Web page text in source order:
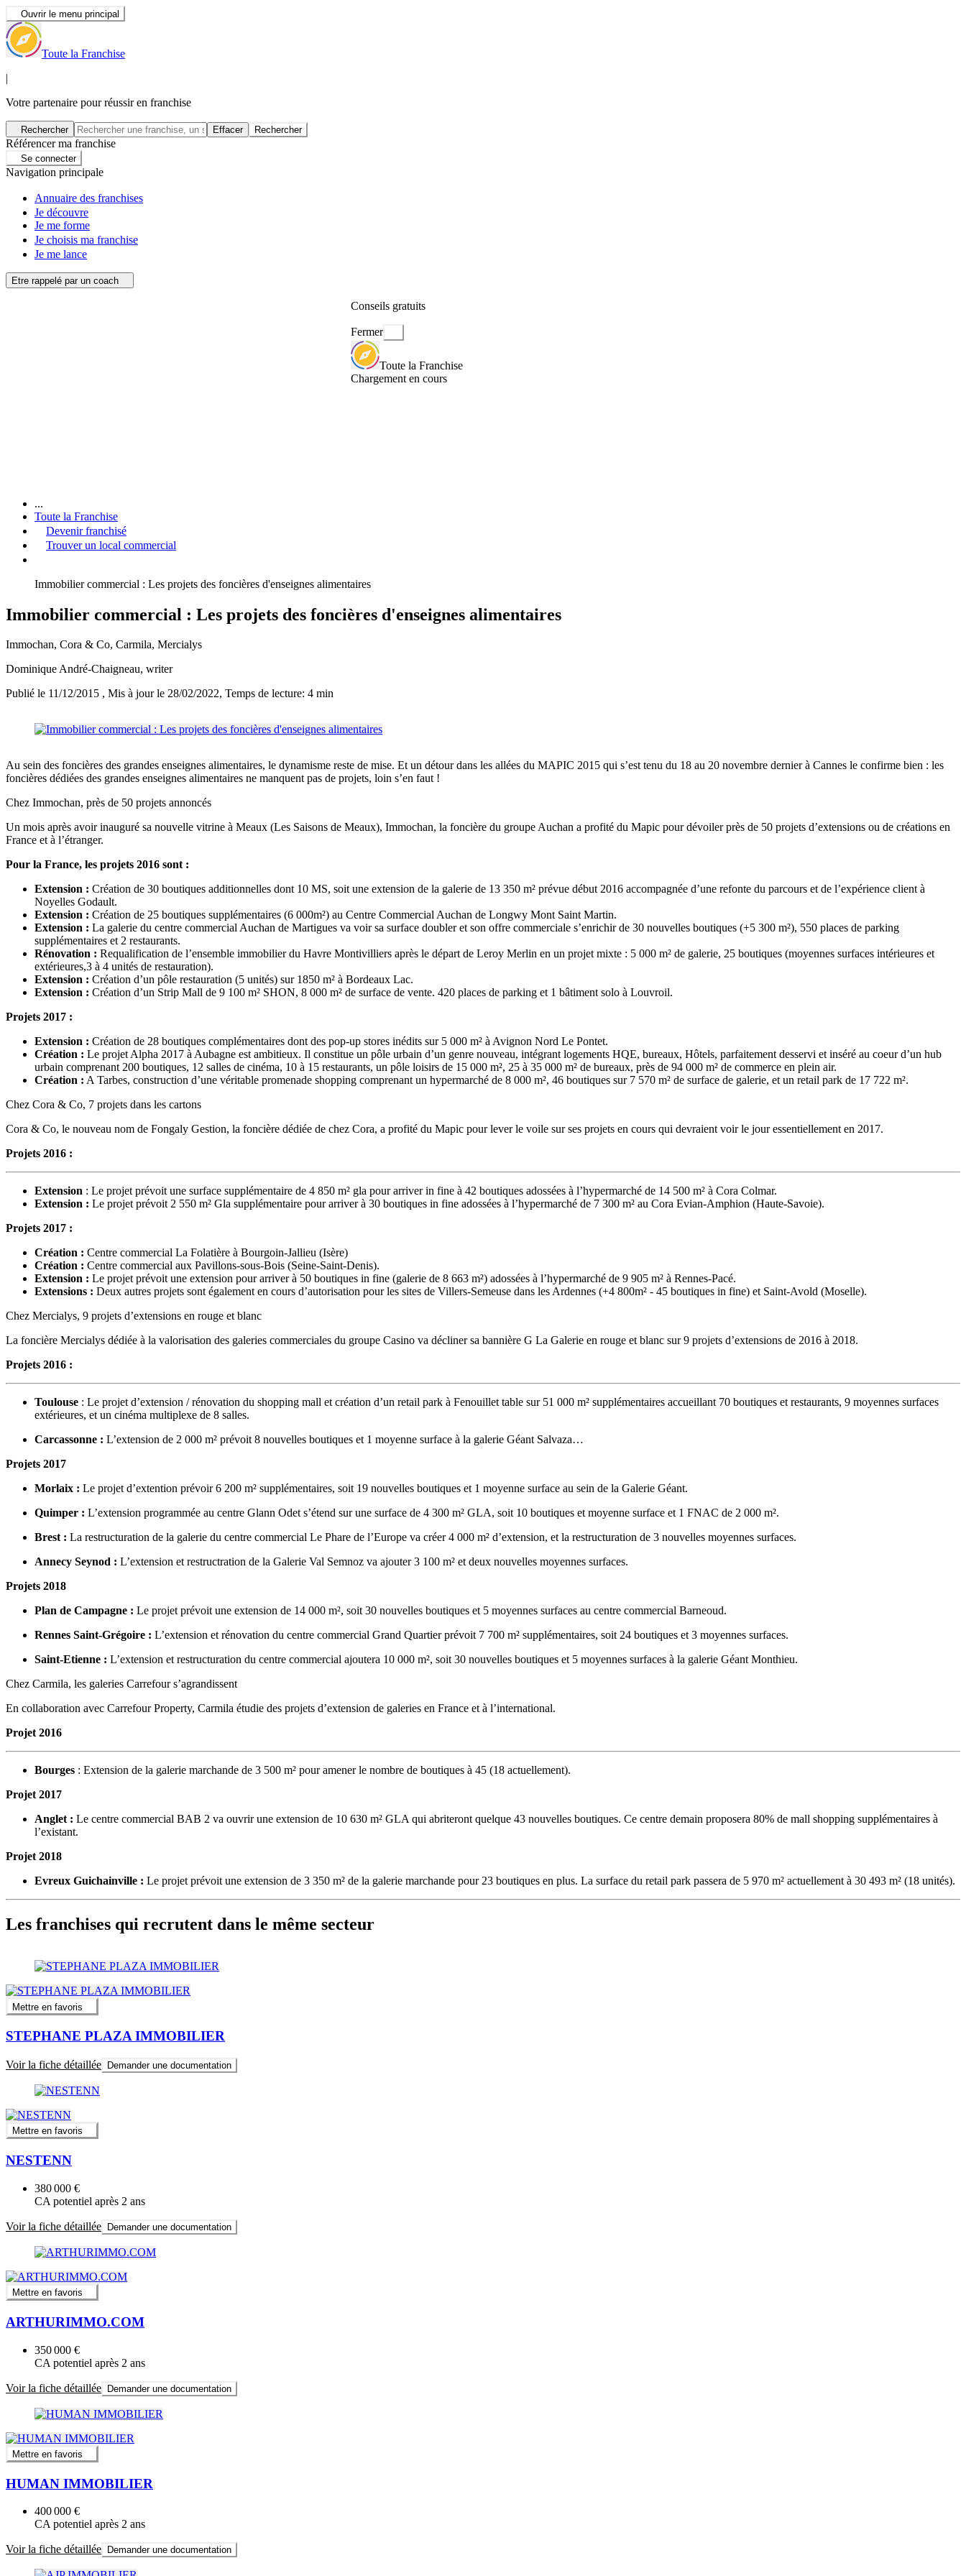
Ouvrir le menu principal
Toute la Franchise
|
Votre partenaire pour réussir en franchise
Rechercher Effacer Rechercher
Référencer ma franchise
Se connecter
Navigation principale
Annuaire des franchises
Je découvre
Je me forme
Je choisis ma franchise
Je me lance
Etre rappelé par un coach
Conseils gratuits
Fermer
Toute la Franchise
Chargement en cours
...
Toute la Franchise
Devenir franchisé
Trouver un local commercial
Immobilier commercial : Les projets des foncières d'enseignes alimentaires
Immobilier commercial : Les projets des foncières d'enseignes alimentaires
Immochan, Cora & Co, Carmila, Mercialys
Dominique André-Chaigneau, writer
Publié le 11/12/2015 , Mis à jour le 28/02/2022, Temps de lecture: 4 min
Au sein des foncières des grandes enseignes alimentaires, le dynamisme reste de mise. Et un détour dans les allées du MAPIC 2015 qui s’est tenu du 18 au 20 novembre dernier à Cannes le confirme bien : les
foncières dédiées des grandes enseignes alimentaires ne manquent pas de projets, loin s’en faut !
Chez Immochan, près de 50 projets annoncés
Un mois après avoir inauguré sa nouvelle vitrine à Meaux (Les Saisons de Meaux), Immochan, la foncière du groupe Auchan a profité du Mapic pour dévoiler près de 50 projets d’extensions ou de créations en
France et à l’étranger.
Pour la France, les projets 2016 sont :
Extension : Création de 30 boutiques additionnelles dont 10 MS, soit une extension de la galerie de 13 350 m² prévue début 2016 accompagnée d’une refonte du parcours et de l’expérience client à
Noyelles Godault.
Extension : Création de 25 boutiques supplémentaires (6 000m²) au Centre Commercial Auchan de Longwy Mont Saint Martin.
Extension : La galerie du centre commercial Auchan de Martigues va voir sa surface doubler et son offre commerciale s’enrichir de 30 nouvelles boutiques (+5 300 m²), 550 places de parking
supplémentaires et 2 restaurants.
Rénovation : Requalification de l’ensemble immobilier du Havre Montivilliers après le départ de Leroy Merlin en un projet mixte : 5 000 m² de galerie, 25 boutiques (moyennes surfaces intérieures et
extérieures,3 à 4 unités de restauration).
Extension : Création d’un pôle restauration (5 unités) sur 1850 m² à Bordeaux Lac.
Extension : Création d’un Strip Mall de 9 100 m² SHON, 8 000 m² de surface de vente. 420 places de parking et 1 bâtiment solo à Louvroil.
Projets 2017 :
Extension : Création de 28 boutiques complémentaires dont des pop-up stores inédits sur 5 000 m² à Avignon Nord Le Pontet.
Création : Le projet Alpha 2017 à Aubagne est ambitieux. Il constitue un pôle urbain d’un genre nouveau, intégrant logements HQE, bureaux, Hôtels, parfaitement desservi et inséré au coeur d’un hub
urbain comprenant 200 boutiques, 12 salles de cinéma, 10 à 15 restaurants, un pôle loisirs de 15 000 m², 25 à 35 000 m² de bureaux, près de 94 000 m² de commerce en plein air.
Création : A Tarbes, construction d’une véritable promenade shopping comprenant un hypermarché de 8 000 m², 46 boutiques sur 7 570 m² de surface de galerie, et un retail park de 17 722 m².
Chez Cora & Co, 7 projets dans les cartons
Cora & Co, le nouveau nom de Fongaly Gestion, la foncière dédiée de chez Cora, a profité du Mapic pour lever le voile sur ses projets en cours qui devraient voir le jour essentiellement en 2017.
Projets 2016 :
Extension : Le projet prévoit une surface supplémentaire de 4 850 m² gla pour arriver in fine à 42 boutiques adossées à l’hypermarché de 14 500 m² à Cora Colmar.
Extension : Le projet prévoit 2 550 m² Gla supplémentaire pour arriver à 30 boutiques in fine adossées à l’hypermarché de 7 300 m² au Cora Evian-Amphion (Haute-Savoie).
Projets 2017 :
Création : Centre commercial La Folatière à Bourgoin-Jallieu (Isère)
Création : Centre commercial aux Pavillons-sous-Bois (Seine-Saint-Denis).
Extension : Le projet prévoit une extension pour arriver à 50 boutiques in fine (galerie de 8 663 m²) adossées à l’hypermarché de 9 905 m² à Rennes-Pacé.
Extensions : Deux autres projets sont également en cours d’autorisation pour les sites de Villers-Semeuse dans les Ardennes (+4 800m² - 45 boutiques in fine) et Saint-Avold (Moselle).
Chez Mercialys, 9 projets d’extensions en rouge et blanc
La foncière Mercialys dédiée à la valorisation des galeries commerciales du groupe Casino va décliner sa bannière G La Galerie en rouge et blanc sur 9 projets d’extensions de 2016 à 2018.
Projets 2016 :
Toulouse : Le projet d’extension / rénovation du shopping mall et création d’un retail park à Fenouillet table sur 51 000 m² supplémentaires accueillant 70 boutiques et restaurants, 9 moyennes surfaces
extérieures, et un cinéma multiplexe de 8 salles.
Carcassonne : L’extension de 2 000 m² prévoit 8 nouvelles boutiques et 1 moyenne surface à la galerie Géant Salvaza…
Projets 2017
Morlaix : Le projet d’extention prévoir 6 200 m² supplémentaires, soit 19 nouvelles boutiques et 1 moyenne surface au sein de la Galerie Géant.
Quimper : L’extension programmée au centre Glann Odet s’étend sur une surface de 4 300 m² GLA, soit 10 boutiques et moyenne surface et 1 FNAC de 2 000 m².
Brest : La restructuration de la galerie du centre commercial Le Phare de l’Europe va créer 4 000 m² d’extension, et la restructuration de 3 nouvelles moyennes surfaces.
Annecy Seynod : L’extension et restructration de la Galerie Val Semnoz va ajouter 3 100 m² et deux nouvelles moyennes surfaces.
Projets 2018
Plan de Campagne : Le projet prévoit une extension de 14 000 m², soit 30 nouvelles boutiques et 5 moyennes surfaces au centre commercial Barneoud.
Rennes Saint-Grégoire : L’extension et rénovation du centre commercial Grand Quartier prévoit 7 700 m² supplémentaires, soit 24 boutiques et 3 moyennes surfaces.
Saint-Etienne : L’extension et restructuration du centre commercial ajoutera 10 000 m², soit 30 nouvelles boutiques et 5 moyennes surfaces à la galerie Géant Monthieu.
Chez Carmila, les galeries Carrefour s’agrandissent
En collaboration avec Carrefour Property, Carmila étudie des projets d’extension de galeries en France et à l’international.
Projet 2016
Bourges : Extension de la galerie marchande de 3 500 m² pour amener le nombre de boutiques à 45 (18 actuellement).
Projet 2017
Anglet : Le centre commercial BAB 2 va ouvrir une extension de 10 630 m² GLA qui abriteront quelque 43 nouvelles boutiques. Ce centre demain proposera 80% de mall shopping supplémentaires à
l’existant.
Projet 2018
Evreux Guichainville : Le projet prévoit une extension de 3 350 m² de la galerie marchande pour 23 boutiques en plus. La surface du retail park passera de 5 970 m² actuellement à 30 493 m² (18 unités).
Les franchises qui recrutent dans le même secteur
Mettre en favoris
STEPHANE PLAZA IMMOBILIER
Voir la fiche détaillée Demander une documentation
Mettre en favoris
NESTENN
380 000 €
CA potentiel après 2 ans
Voir la fiche détaillée Demander une documentation
Mettre en favoris
ARTHURIMMO.COM
350 000 €
CA potentiel après 2 ans
Voir la fiche détaillée Demander une documentation
Mettre en favoris
HUMAN IMMOBILIER
400 000 €
CA potentiel après 2 ans
Voir la fiche détaillée Demander une documentation